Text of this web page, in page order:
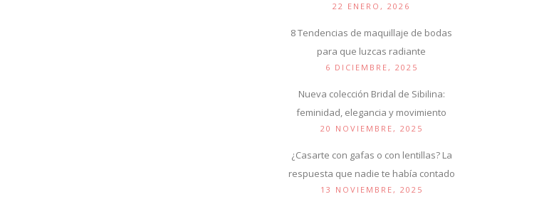
22 ENERO, 2026
8 Tendencias de maquillaje de bodas
para que luzcas radiante
6 DICIEMBRE, 2025
Nueva colección Bridal de Sibilina:
feminidad, elegancia y movimiento
20 NOVIEMBRE, 2025
¿Casarte con gafas o con lentillas? La
respuesta que nadie te había contado
13 NOVIEMBRE, 2025